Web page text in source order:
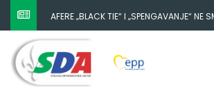
AFERE „BLACK TIE“ I „SPENGAVANJE“ NE
ZATAŠKATI